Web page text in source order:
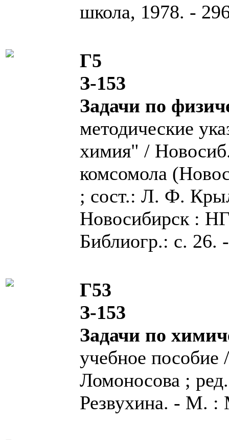
школа, 1978. -
Г5
З-153
Задачи по
методические
химия" /
комсомола
; сост.: Л. Ф.
Новосибирск :
Библиогр.: с. 26.
Г53
З-153
Задачи по
учебное
Ломоносова ;
Резвухина. - М. :